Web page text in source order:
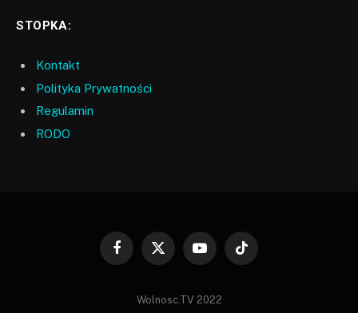
STOPKA:
Kontakt
Polityka Prywatności
Regulamin
RODO
Facebook
X
YouTubeTikTok
Wolnosc.TV 2022